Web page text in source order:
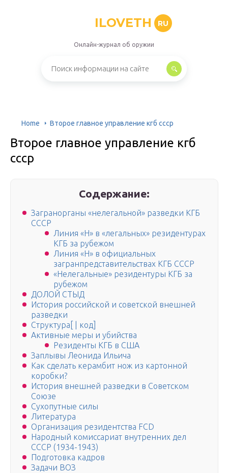
ILOVETH RU
Онлайн-журнал об оружии
Home Второе главное управление кгб ссср
Второе главное управление кгб
ссср
Содержание:
Загранорганы «нелегальной» разведки КГБ
СССР
Линия «Н» в «легальных» резидентурах
КГБ за рубежом
Линия «Н» в официальных
загранпредставительствах КГБ СССР
«Нелегальные» резидентуры КГБ за
рубежом
ДОЛОЙ СТЫД
История российской и советской внешней
разведки
Структура[ | код]
Активные меры и убийства
Резиденты КГБ в США
Заплывы Леонида Ильича
Как сделать керамбит нож из картонной
коробки?
История внешней разведки в Советском
Союзе
Сухопутные силы
Литература
Организация резидентства FCD
Народный комиссариат внутренних дел
СССР (1934-1943)
Подготовка кадров
Задачи ВОЗ